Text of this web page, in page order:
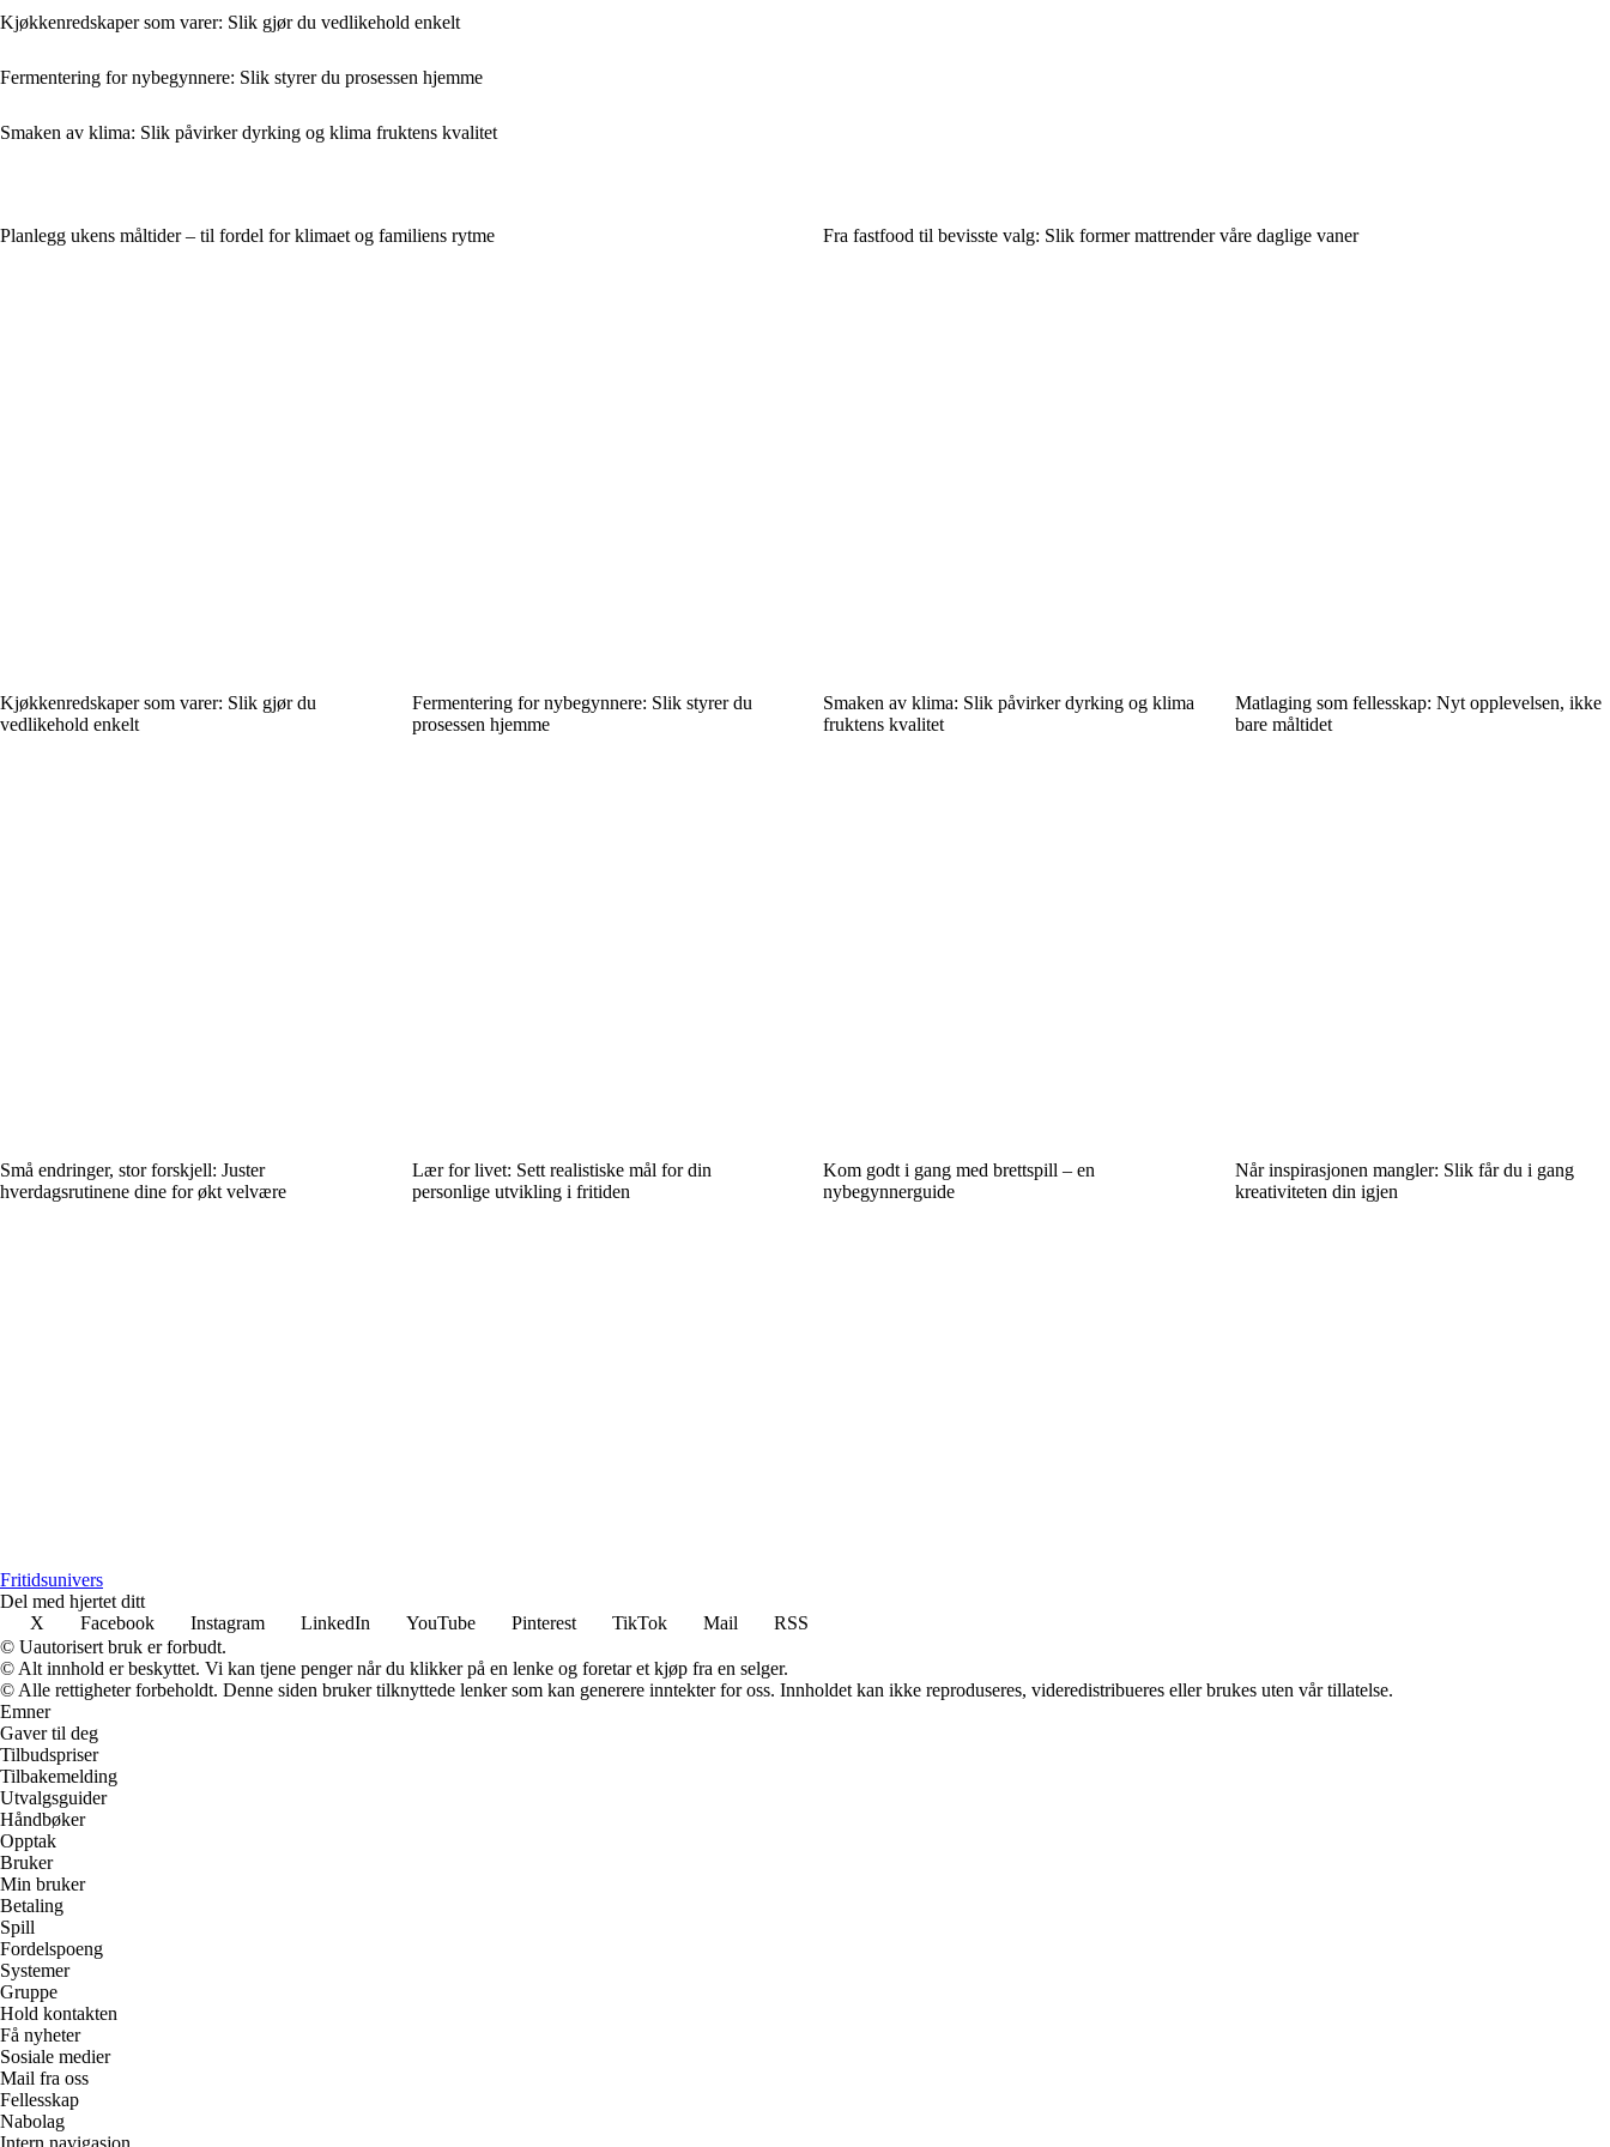
Kjøkkenredskaper som varer: Slik gjør du vedlikehold enkelt
Fermentering for nybegynnere: Slik styrer du prosessen hjemme
Smaken av klima: Slik påvirker dyrking og klima fruktens kvalitet
Planlegg ukens måltider – til fordel for klimaet og familiens rytme Fra fastfood til bevisste valg: Slik former mattrender våre daglige vaner
Kjøkkenredskaper som varer: Slik gjør du
vedlikehold enkelt
Fermentering for nybegynnere: Slik styrer du
prosessen hjemme
Smaken av klima: Slik påvirker dyrking og klima
fruktens kvalitet
Matlaging som fellesskap: Nyt opplevelsen, ikke
bare måltidet
Små endringer, stor forskjell: Juster
hverdagsrutinene dine for økt velvære
Lær for livet: Sett realistiske mål for din
personlige utvikling i fritiden
Kom godt i gang med brettspill – en
nybegynnerguide
Når inspirasjonen mangler: Slik får du i gang
kreativiteten din igjen
Fritidsunivers
Del med hjertet ditt
X
Facebook Instagram LinkedIn YouTube Pinterest TikTok Mail
RSS
© Uautorisert bruk er forbudt.
© Alt innhold er beskyttet. Vi kan tjene penger når du klikker på en lenke og foretar et kjøp fra en selger.
© Alle rettigheter forbeholdt. Denne siden bruker tilknyttede lenker som kan generere inntekter for oss. Innholdet kan ikke reproduseres, videredistribueres eller brukes uten vår tillatelse.
Emner
Gaver til deg
Tilbudspriser
Tilbakemelding
Utvalgsguider
Håndbøker
Opptak
Bruker
Min bruker
Betaling
Spill
Fordelspoeng
Systemer
Gruppe
Hold kontakten
Få nyheter
Sosiale medier
Mail fra oss
Fellesskap
Nabolag
Intern navigasjon